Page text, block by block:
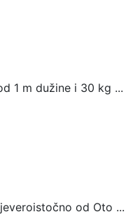
1 m dužine i 30 kg ...
od Oto ...